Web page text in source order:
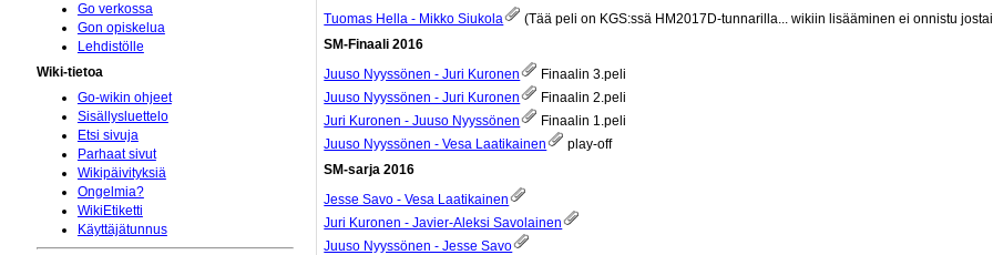
Tuomas Hella - Mikko Siukola
(Tää peli on KGS:ssä HM2017D-tunnarilla... wikiin lisääminen ei onnistu
SM-Finaali 2016
Juuso Nyyssönen - Juri Kuronen
Finaalin 3.peli
Juuso Nyyssönen - Juri Kuronen
Finaalin 2.peli
Juri Kuronen - Juuso Nyyssönen
Finaalin 1.peli
Juuso Nyyssönen - Vesa Laatikainen
play-off
SM-sarja 2016
Jesse Savo - Vesa Laatikainen
Juri Kuronen - Javier-Aleksi Savolainen
Juuso Nyyssönen - Jesse Savo
Go verkossa
Gon opiskelua
Lehdistölle
Wiki-tietoa
Go-wikin ohjeet
Sisällysluettelo
Etsi sivuja
Parhaat sivut
Wikipäivityksiä
Ongelmia?
WikiEtiketti
Käyttäjätunnus